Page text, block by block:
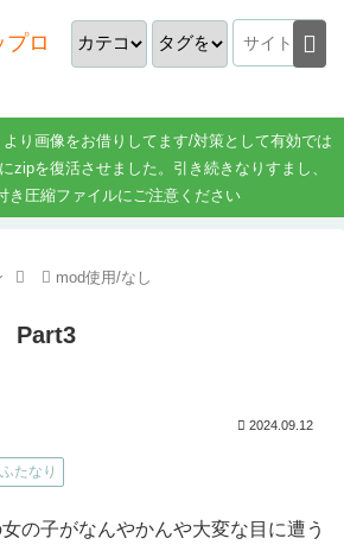
ロ
より画像をお借りしてます/対策として有効では
zipを復活させました。引き続きなりすまし、
き圧縮ファイルにご注意ください
mod使用/なし
Part3
2024.09.12
ふたなり
の子がなんやかんや大変な目に遭う